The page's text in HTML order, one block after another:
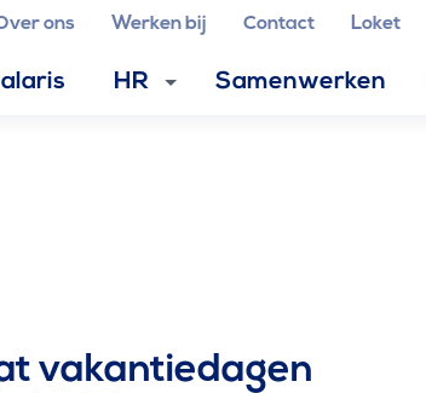
ons Werken bij Contact Loket
HR Samenwerken
vakantiedagen